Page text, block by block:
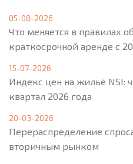
05-08-2026
Что меняется в правилах
краткосрочной аренде с
15-07-2026
Индекс цен на жильё NSI:
квартал 2026 года
20-03-2026
Перераспределение
вторичным рынком